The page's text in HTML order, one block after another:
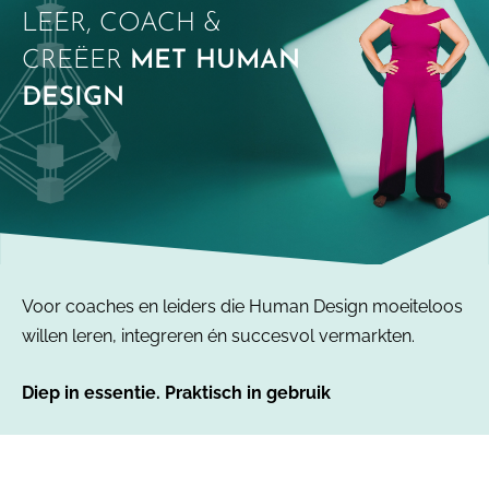
LEER, COACH &
CREËER MET HUMAN
DESIGN
Voor coaches en leiders die Human Design moeiteloos
willen leren, integreren én succesvol vermarkten.
Diep in essentie. Praktisch in gebruik